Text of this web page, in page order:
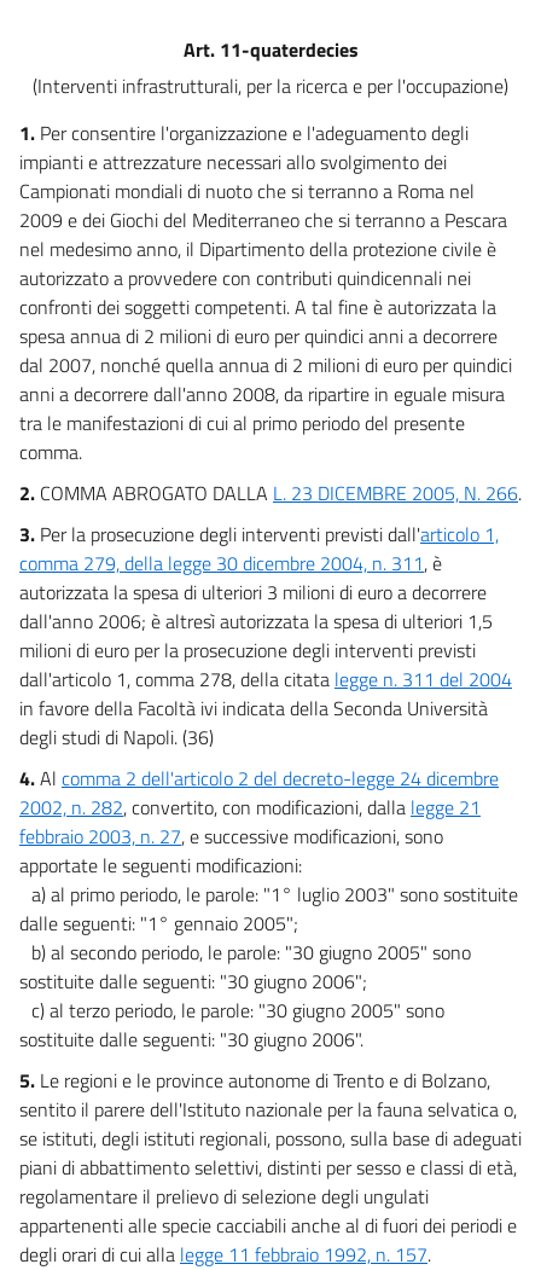
5 quinquies
6
6 bis
6 ter
7
7 bis
7 ter
7 quater
7 quinquies
Titolo IV
PREVIDENZA E SANITÀ((. ULTERIORI INTERVENTI))
8
8 bis
9
10
10 bis
10 ter
11
11 bis
11 ter
11 quater
11 quinquies
11 sexies
11 septies
11 octies
11 novies
11 decies
11 undecies
11 duodecies
11 terdecies
Art. 11-quaterdecies
(Interventi infrastrutturali, per la ricerca e per l'occupazione)
1. Per consentire l'organizzazione e l'adeguamento degli
impianti e attrezzature necessari allo svolgimento dei
Campionati mondiali di nuoto che si terranno a Roma nel
2009 e dei Giochi del Mediterraneo che si terranno a Pescara
nel medesimo anno, il Dipartimento della protezione civile è
autorizzato a provvedere con contributi quindicennali nei
confronti dei soggetti competenti. A tal fine è autorizzata la
spesa annua di 2 milioni di euro per quindici anni a decorrere
dal 2007, nonché quella annua di 2 milioni di euro per quindici
anni a decorrere dall'anno 2008, da ripartire in eguale misura
tra le manifestazioni di cui al primo periodo del presente
comma.
2. COMMA ABROGATO DALLA L. 23 DICEMBRE 2005, N. 266.
3. Per la prosecuzione degli interventi previsti dall'articolo 1,
comma 279, della legge 30 dicembre 2004, n. 311, è
autorizzata la spesa di ulteriori 3 milioni di euro a decorrere
dall'anno 2006; è altresì autorizzata la spesa di ulteriori 1,5
milioni di euro per la prosecuzione degli interventi previsti
dall'articolo 1, comma 278, della citata legge n. 311 del 2004
in favore della Facoltà ivi indicata della Seconda Università
degli studi di Napoli. (36)
4.Al comma 2 dell'articolo 2 del decreto-legge 24 dicembre
2002, n. 282, convertito, con modificazioni, dalla legge 21
febbraio 2003, n. 27, e successive modificazioni, sono
apportate le seguenti modificazioni:
a) al primo periodo, le parole: "1° luglio 2003" sono sostituite
dalle seguenti: "1° gennaio 2005";
b) al secondo periodo, le parole: "30 giugno 2005" sono
sostituite dalle seguenti: "30 giugno 2006";
c) al terzo periodo, le parole: "30 giugno 2005" sono
sostituite dalle seguenti: "30 giugno 2006".
5. Le regioni e le province autonome di Trento e di Bolzano,
sentito il parere dell'Istituto nazionale per la fauna selvatica o,
se istituti, degli istituti regionali, possono, sulla base di adeguati
piani di abbattimento selettivi, distinti per sesso e classi di età,
regolamentare il prelievo di selezione degli ungulati
appartenenti alle specie cacciabili anche al di fuori dei periodi e
degli orari di cui alla legge 11 febbraio 1992, n. 157.